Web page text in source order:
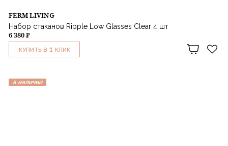
FERM LIVING
Набор стаканов Ripple Low Glasses Clear 4 шт
6 380 ₽
КУПИТЬ В 1 КЛИК
в наличии